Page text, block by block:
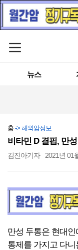
메뉴 열기
뉴스
홈 -> 해외암정보
비타민 D 결핍, 만
김진아기자 2021년 01
만성 두통은 현대
통제를 가지고 다